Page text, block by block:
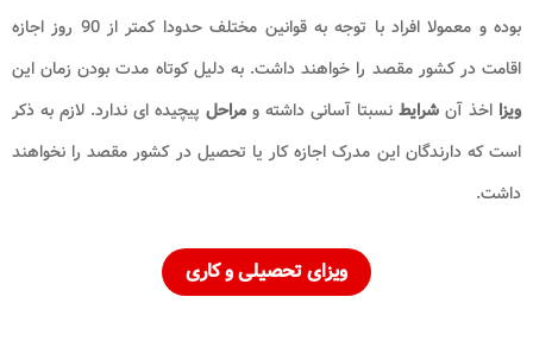
بوده و معمولا افراد با توجه به قوانین مختلف حدودا کمتر از 90 روز اجازه
اقامت در کشور مقصد را خواهند داشت. به دلیل کوتاه مدت بودن زمان این
ویزا اخذ آن شرایط نسبتا آسانی داشته و مراحل پیچیده ای ندارد. لازم به ذکر
است که دارندگان این مدرک اجازه کار یا تحصیل در کشور مقصد را نخواهند
داشت.
ویزای تحصیلی و کاری